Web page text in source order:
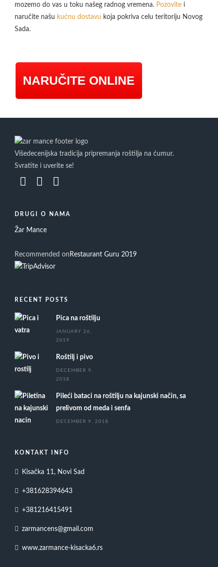
mozemo do vas u toku našeg radnog vremena. Pozovite i
naručite našu kućnu dostavu koja pokriva celu teritoriju Novog
Sada.
NARUČITE ONLINE
Višedecenijska tradicija pripremanja roštilja na ćumur.
Svratite i uverite se!
DRUGI O NAMA
Žar Mance
Recommended on Restaurant Guru 2019
RECENT POSTS
Pica na roštilju
JANUARY 26,
2019
Roštilj i pivo
DECEMBER 9,
2018
Pileći bataci na roštilju na kajunski način, sa
prelivom od meda i senfa
DECEMBER 9, 2018
KONTAKT INFO
Kisačka 11, Novi Sad
+381628394643
+381216415491
zarmancens@gmail.com
www.zarmance-kisacka6.rs